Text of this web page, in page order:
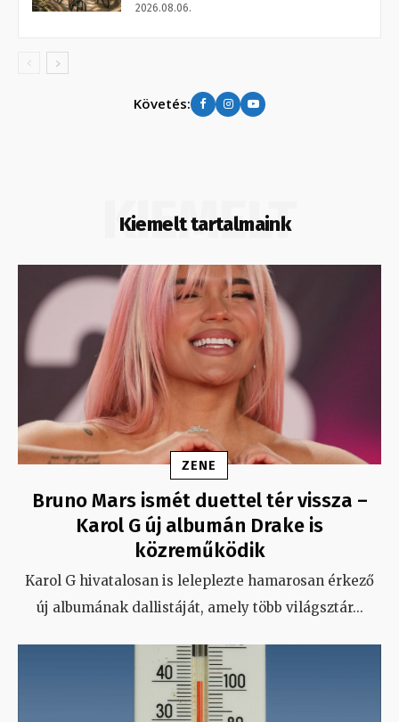
2026.08.06.
Követés:
Kiemelt tartalmaink
KIEMELT
ZENE
Bruno Mars ismét duettel tér vissza –
Karol G új albumán Drake is
közreműködik
Karol G hivatalosan is leleplezte hamarosan érkező
új albumának dallistáját, amely több világsztár...